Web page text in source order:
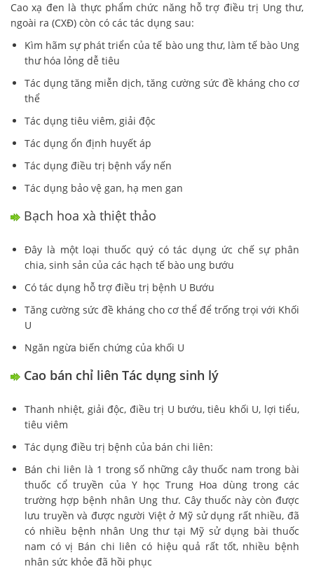
Cao xạ đen là thực phẩm chức năng hỗ trợ điều trị Ung thư,
ngoài ra (CXĐ) còn có các tác dụng sau:
Kìm hãm sự phát triển của tế bào ung thư, làm tế bào Ung
thư hóa lỏng dễ tiêu
Tác dụng tăng miễn dịch, tăng cường sức đề kháng cho cơ
thể
Tác dụng tiêu viêm, giải độc
Tác dụng ổn định huyết áp
Tác dụng điều trị bệnh vẩy nến
Tác dụng bảo vệ gan, hạ men gan
Bạch hoa xà thiệt thảo
Đây là một loại thuốc quý có tác dụng ức chế sự phân
chia, sinh sản của các hạch tế bào ung bướu
Có tác dụng hỗ trợ điều trị bệnh U Bướu
Tăng cường sức đề kháng cho cơ thể để trống trọi với Khối
U
Ngăn ngừa biến chứng của khối U
Cao bán chỉ liên Tác dụng sinh lý
Thanh nhiệt, giải độc, điều trị U bướu, tiêu khối U, lợi tiểu,
tiêu viêm
Tác dụng điều trị bệnh của bán chi liên:
Bán chi liên là 1 trong số những cây thuốc nam trong bài
thuốc cổ truyền của Y học Trung Hoa dùng trong các
trường hợp bệnh nhân Ung thư. Cây thuốc này còn được
lưu truyền và được người Việt ở Mỹ sử dụng rất nhiều, đã
có nhiều bệnh nhân Ung thư tại Mỹ sử dụng bài thuốc
nam có vị Bán chi liên có hiệu quả rất tốt, nhiều bệnh
nhân sức khỏe đã hồi phục